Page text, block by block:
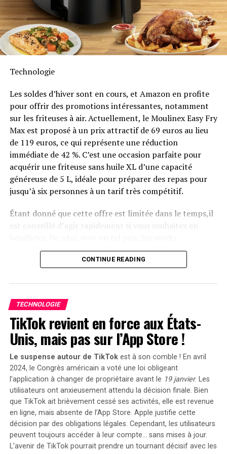
selon le WSJ.
Depuis 2022, Amazon a licencié au moins 19 000
employés, la division des appareils étant
particulièrement touchée.
AMAZON
CALENDRIER DE PROFIT PERTES FINANCIÈRES
UP NEXT
Les meilleurs traqueurs de sommeil de 2024 : Testés et
approuvés par des experts !
Des physiciens viennent de créer un nouvel élément
grâce à un faisceau de particules !
Intempéries
Anker SOLIX met également l’accent sur la longévité du
Solarbank 2 AC. Conçu pour supporter au moins6000
cycles de charge, cet appareil a une durée de vie
garantie fabricant décennale et possède une
certification IP65 qui assure sa résistance face aux
intempéries tout en étant capable de fonctionner dans
des températures variant entre -20 °C et +55 °C.
Disponibilité et Offres
Promotionnelles
Le solarbank 2 AC est disponible sur le site officiel
d’Anker SOLIX ainsi que sur Amazon au prix standard de
« early bird » sera active du20 janvier au 23 février
2025, permettant aux acheteurs intéressés d’acquérir
également un compteur Anker SOLIX Smart offert pour
chaque commande passée durant cette période spéciale.
le Solarbank 2 AC représente une avancée significative
dans le domaine du stockage énergétique domestique
grâce à ses caractéristiques techniques avancées et son
engagement envers la durabilité environnementale.
Technologie
Les soldes d’hiver sont en cours, et Amazon en profite
pour offrir des promotions intéressantes, notamment
sur les friteuses à air. Actuellement, le Moulinex Easy Fry
Max est proposé à un prix attractif de 69 euros au lieu
de 119 euros, ce qui représente une réduction
immédiate de 42 %. C’est une occasion parfaite pour
acquérir une friteuse sans huile XL d’une capacité
généreuse de 5 L, idéale pour préparer des repas pour
jusqu’à six personnes à un tarif très compétitif.
Étant donné que cette offre est limitée dans le temps,il
est conseillé d’agir rapidement si vous souhaitez en
pourraient s’épuiser rapidement. Ce modèle se classe
parmi les meilleures ventes sur Amazon avec plus de
Profitez des offres sur Amazon
Amazon propose également lalivraison gratuiteet
rapide pour cet article qui bénéficie d’une garantie de
deux ans. En outre, il existe une option de paiement
échelonné en quatre fois sans frais sur ce modèle. Enfin,
sachez que vous avez la possibilité de changer d’avis et
retourner le produit gratuitement dans un délai de 30
jours afin d’obtenir unremboursement intégral.
Moulinex Easy Fry Max : cuisinez
sainement pour toute la famille
CONTINUE READING
TECHNOLOGIE
TikTok revient en force aux États-
Unis, mais pas sur l’App Store !
Le suspense autour de TikTokest à son comble ! En avril
2024, le Congrès américain a voté une loi obligeant
l’application à changer de propriétaire avant le 19 janvier. Les
utilisateurs ont anxieusement attendu la décision finale. Bien
que TikTok ait brièvement cessé ses activités, elle est revenue
en ligne, mais absente de l’App Store. Apple justifie cette
décision par des obligations légales. Cependant, les utilisateurs
peuvent toujours accéder à leur compte… sans mises à jour.
L’avenir de TikTok pourrait prendre un tournant décisif avec les